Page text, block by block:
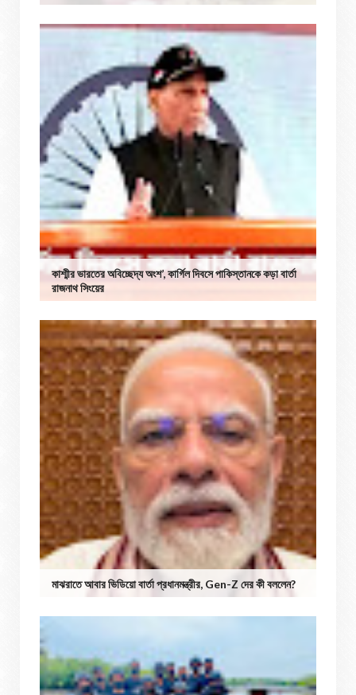
কাশ্মীর ভারতের অবিচ্ছেদ্য অংশ’, কার্গিল দিবসে পাকিস্তানকে কড়া বার্তা
রাজনাথ সিংয়ের
মাঝরাতে আবার ভিডিয়ো বার্তা প্রধানমন্ত্রীর, Gen-Z দের কী বললেন?